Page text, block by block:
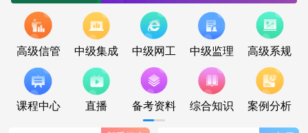
高级信管 中级集成 中级网工 中级监理 高级系规
课程中心 直播 备考资料 综合知识 案例分析